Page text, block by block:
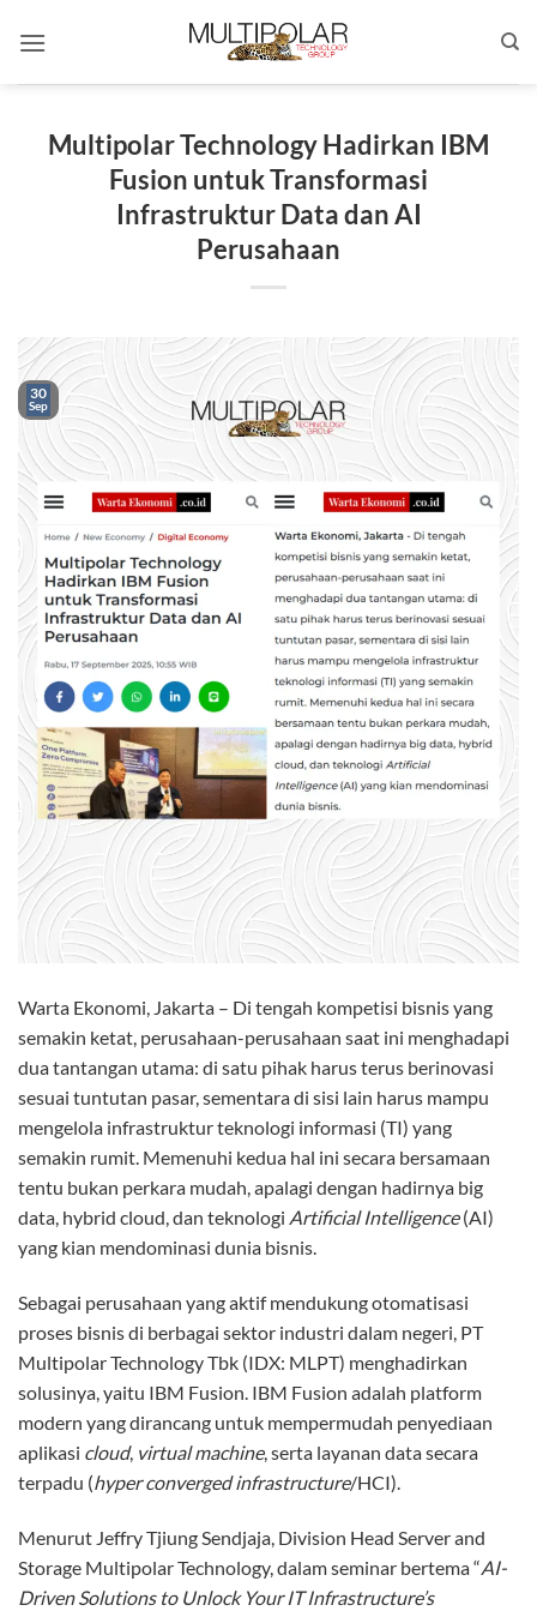
Multipolar Technology Hadirkan IBM
Fusion untuk Transformasi
Infrastruktur Data dan AI
Perusahaan
30
Sep
Warta Ekonomi, Jakarta – Di tengah kompetisi bisnis yang
semakin ketat, perusahaan-perusahaan saat ini menghadapi
dua tantangan utama: di satu pihak harus terus berinovasi
sesuai tuntutan pasar, sementara di sisi lain harus mampu
mengelola infrastruktur teknologi informasi (TI) yang
semakin rumit. Memenuhi kedua hal ini secara bersamaan
tentu bukan perkara mudah, apalagi dengan hadirnya big
data, hybrid cloud, dan teknologi Artificial Intelligence(AI)
yang kian mendominasi dunia bisnis.
Sebagai perusahaan yang aktif mendukung otomatisasi
proses bisnis di berbagai sektor industri dalam negeri, PT
Multipolar Technology Tbk (IDX: MLPT) menghadirkan
solusinya, yaitu IBM Fusion. IBM Fusion adalah platform
modern yang dirancang untuk mempermudah penyediaan
aplikasi cloud, virtual machine, serta layanan data secara
terpadu (hyper converged infrastructure/HCI).
Menurut Jeffry Tjiung Sendjaja, Division Head Server and
Storage Multipolar Technology, dalam seminar bertema “AI-
Driven Solutions to Unlock Your IT Infrastructure’s